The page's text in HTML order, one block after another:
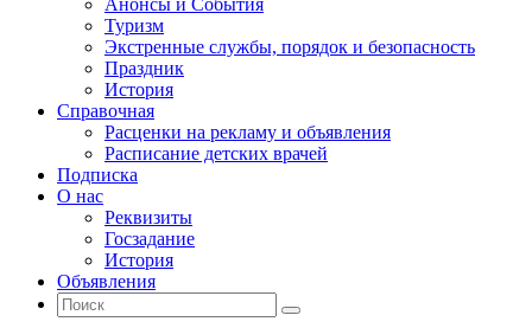
Анонсы и События
Туризм
Экстренные службы, порядок и безопасность
Праздник
История
Справочная
Расценки на рекламу и объявления
Расписание детских врачей
Подписка
О нас
Реквизиты
Госзадание
История
Объявления
Поиск
Искать:
Поиск